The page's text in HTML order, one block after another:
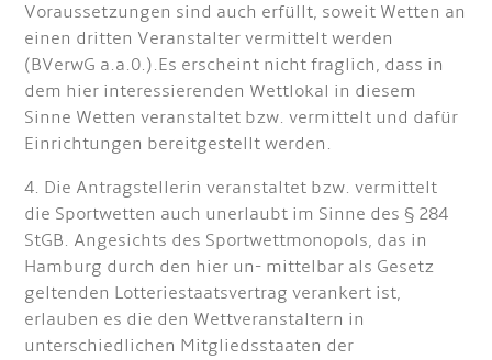
Voraussetzungen sind auch erfüllt, soweit Wetten an
einen dritten Veranstalter vermittelt werden
(BVerwG a.a.0.).Es erscheint nicht fraglich, dass in
dem hier interessierenden Wettlokal in diesem
Sinne Wetten veranstaltet bzw. vermittelt und dafür
Einrichtungen bereitgestellt werden.
4. Die Antragstellerin veranstaltet bzw. vermittelt
die Sportwetten auch unerlaubt im Sinne des § 284
StGB. Angesichts des Sportwettmonopols, das in
Hamburg durch den hier un- mittelbar als Gesetz
geltenden Lotteriestaatsvertrag verankert ist,
erlauben es die den Wettveranstaltern in
unterschiedlichen Mitgliedsstaaten der